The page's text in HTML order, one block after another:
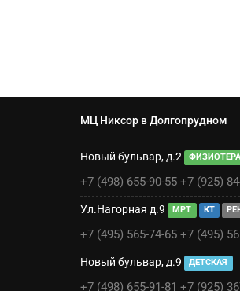
МЦ Никсор в Долгопрудном
Новый бульвар, д.2
+7 (498) 655-90-55 +7 (925)
Ул.Нагорная д.9 МРТ КТ
+7 (495) 565-74-65 +7 (495)
Новый бульвар, д.9 ДЕТСКАЯ
+7 (498) 655-91-81 +7 (925)